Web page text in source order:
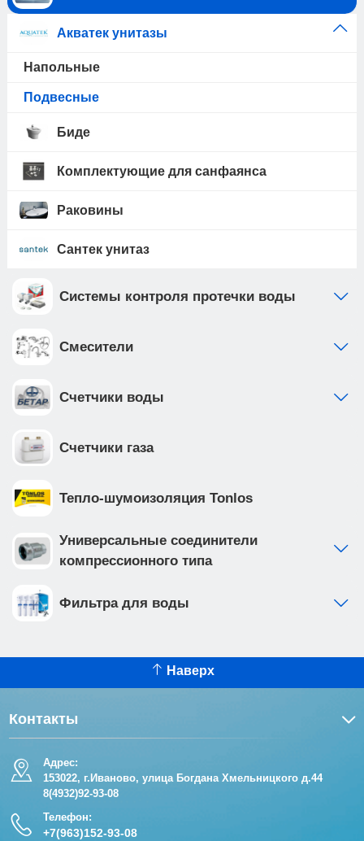
Акватек унитазы
Напольные
Подвесные
Биде
Комплектующие для санфаянса
Раковины
Сантек унитаз
Системы контроля протечки воды
Смесители
Счетчики воды
Счетчики газа
Тепло-шумоизоляция Tonlos
Универсальные соединители
компрессионного типа
Фильтра для воды
Наверх
Контакты
Адрес:
153022, г.Иваново, улица Богдана Хмельницкого д.44
8(4932)92-93-08
Телефон:
+7(963)152-93-08